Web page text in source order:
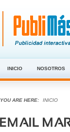
INICIO NOSOTROS
YOU ARE HERE: INICIO